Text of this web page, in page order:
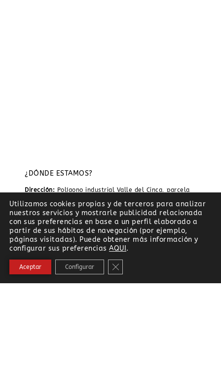
¿DÓNDE ESTAMOS?
Dirección: Polígono industrial Valle del Cinca, parcela
48 bis, nave B1, 22300 Barbastro, Huesca
Teléfono:974 269 028 · 619241053
Email:info@elasun.com
Horario:Lunes a Viernes 9:00 a 14:00 Sábado y
domingo cerrado
Utilizamos cookies propias y de terceros para analizar
nuestros servicios y mostrarle publicidad relacionada
con sus preferencias en base a un perfil elaborado a
partir de sus hábitos de navegación (por ejemplo,
páginas visitadas). Puede obtener más información y
configurar sus preferencias AQUI .
Aceptar Configurar Cerrar el banner de cookies